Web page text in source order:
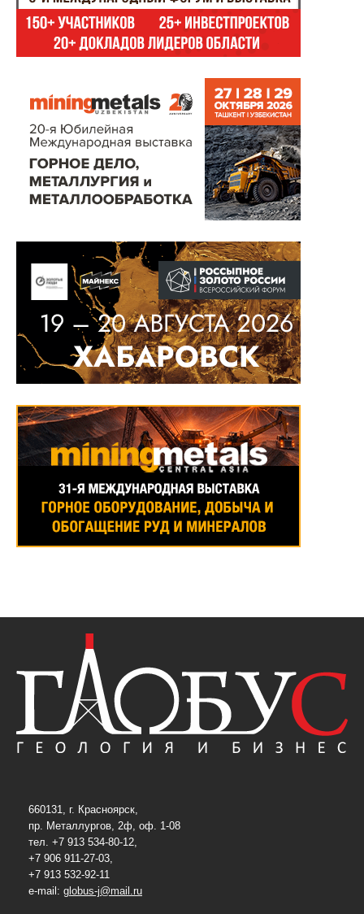
660131, г. Красноярск,
пр. Металлургов, 2ф, оф. 1-08
тел. +7 913 534-80-12,
+7 906 911-27-03,
+7 913 532-92-11
e-mail: globus-j@mail.ru